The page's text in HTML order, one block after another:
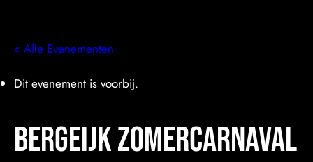
« Alle Evenementen
Dit evenement is voorbij.
Bergeijk zomercarnaval